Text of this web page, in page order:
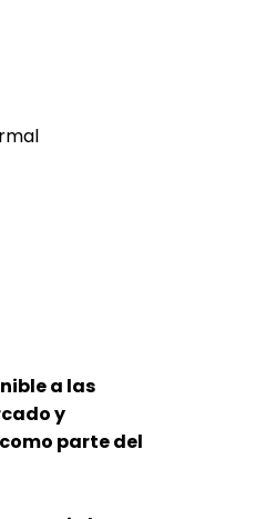
a las
y
parte del